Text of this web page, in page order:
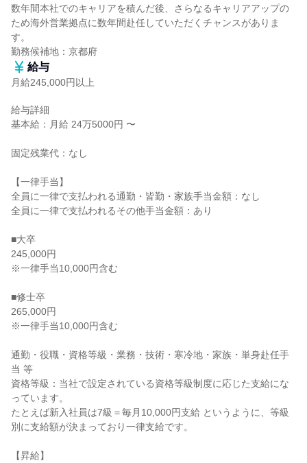
数年間本社でのキャリアを積んだ後、さらなるキャリアアップの
ため海外営業拠点に数年間赴任していただくチャンスがありま
す。
勤務候補地：京都府
給与
月給245,000円以上
給与詳細
基本給：月給 24万5000円 〜
固定残業代：なし
【一律手当】
全員に一律で支払われる通勤・皆勤・家族手当金額：なし
全員に一律で支払われるその他手当金額：あり
■大卒
245,000円
※一律手当10,000円含む
■修士卒
265,000円
※一律手当10,000円含む
通勤・役職・資格等級・業務・技術・寒冷地・家族・単身赴任手
当 等
資格等級：当社で設定されている資格等級制度に応じた支給にな
っています。
たとえば新入社員は7級＝毎月10,000円支給 というように、等級
別に支給額が決まっており一律支給です。
【昇給】